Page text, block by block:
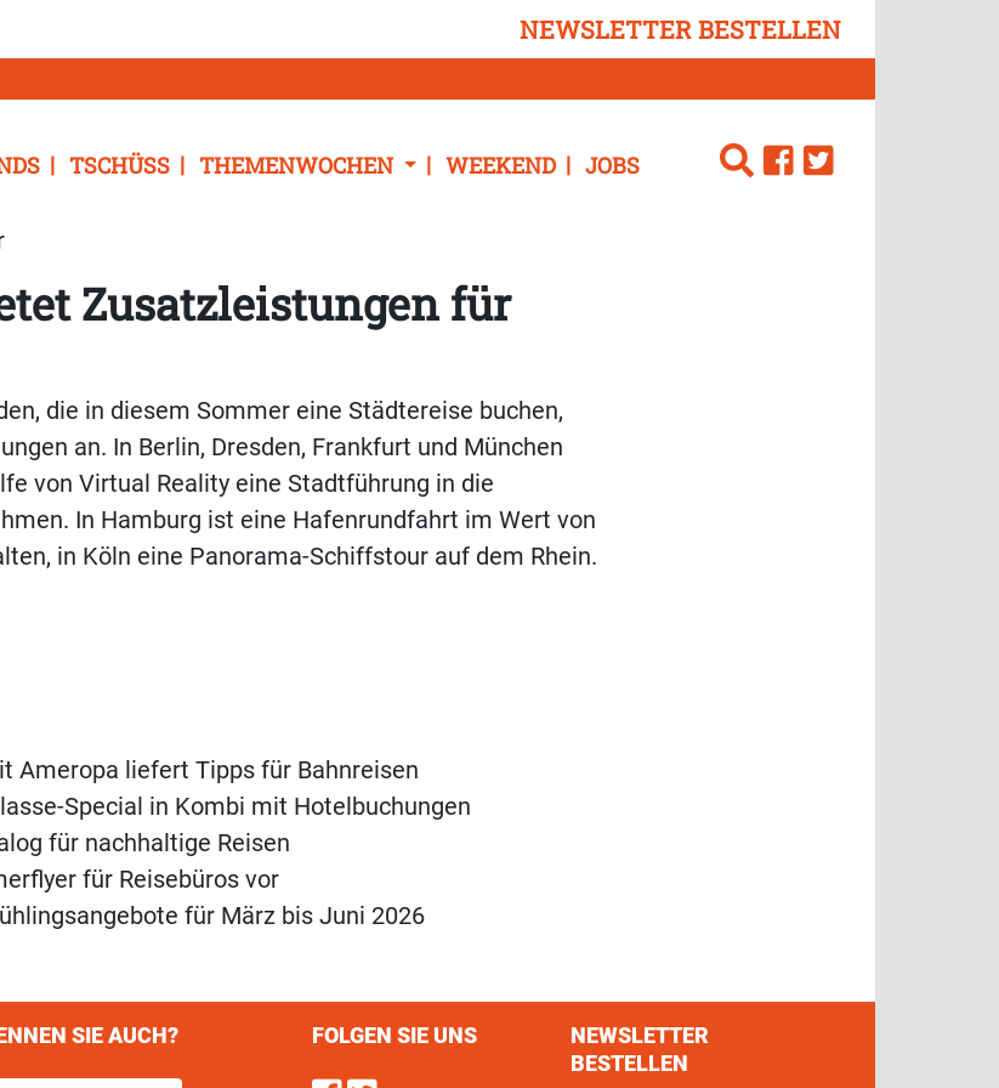
NEWSLETTER BESTELLEN
TSCHÜSS THEMENWOCHEN WEEKEND JOBS
Zusatzleistungen für
die in diesem Sommer eine Städtereise buchen,
an. In Berlin, Dresden, Frankfurt und München
von Virtual Reality eine Stadtführung in die
In Hamburg ist eine Hafenrundfahrt im Wert von
in Köln eine Panorama-Schiffstour auf dem Rhein.
Ameropa liefert Tipps für Bahnreisen
Special in Kombi mit Hotelbuchungen
für nachhaltige Reisen
für Reisebüros vor
für März bis Juni 2026
SIE AUCH? FOLGEN SIE UNS
NEWSLETTER
BESTELLEN